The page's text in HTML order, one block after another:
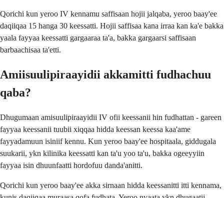
Qorichi kun yeroo IV kennamu saffisaan hojii jalqaba, yeroo baay'ee
daqiiqaa 15 hanga 30 keessatti. Hojii saffisaa kana irraa kan ka'e bakka
yaala fayyaa keessatti gargaaraa ta'a, bakka gargaarsi saffisaan
barbaachisaa ta'etti.
Amiisuulipiraayidii akkamitti fudhachuu
qaba?
Dhugumaan amisuulipiraayidii IV ofii keessanii hin fudhattan - gareen
fayyaa keessanii tuubii xiqqaa hidda keessan keessa kaa'ame
fayyadamuun isiniif kennu. Kun yeroo baay'ee hospitaala, giddugala
suukarii, ykn kilinika keessatti kan ta'u yoo ta'u, bakka ogeeyyiin
fayyaa isin dhuunfaatti hordofuu danda'anitti.
Qorichi kun yeroo baay'ee akka sirnaan hidda keessanitti itti kennama,